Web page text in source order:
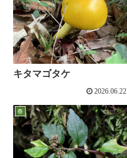
キタマゴタケ
2026.06.22
春